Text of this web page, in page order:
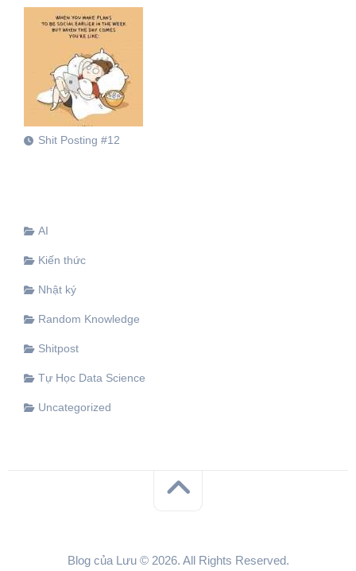
Shit Posting #12
AI
Kiến thức
Nhật ký
Random Knowledge
Shitpost
Tự Học Data Science
Uncategorized
Blog của Lưu © 2026. All Rights Reserved.